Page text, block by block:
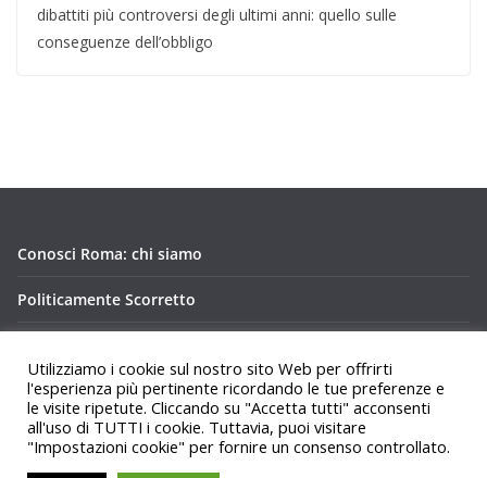
dibattiti più controversi degli ultimi anni: quello sulle
conseguenze dell’obbligo
Conosci Roma: chi siamo
Politicamente Scorretto
Copyright © 2026Conosci Roma
Utilizziamo i cookie sul nostro sito Web per offrirti
l'esperienza più pertinente ricordando le tue preferenze e
le visite ripetute. Cliccando su "Accetta tutti" acconsenti
all'uso di TUTTI i cookie. Tuttavia, puoi visitare
"Impostazioni cookie" per fornire un consenso controllato.